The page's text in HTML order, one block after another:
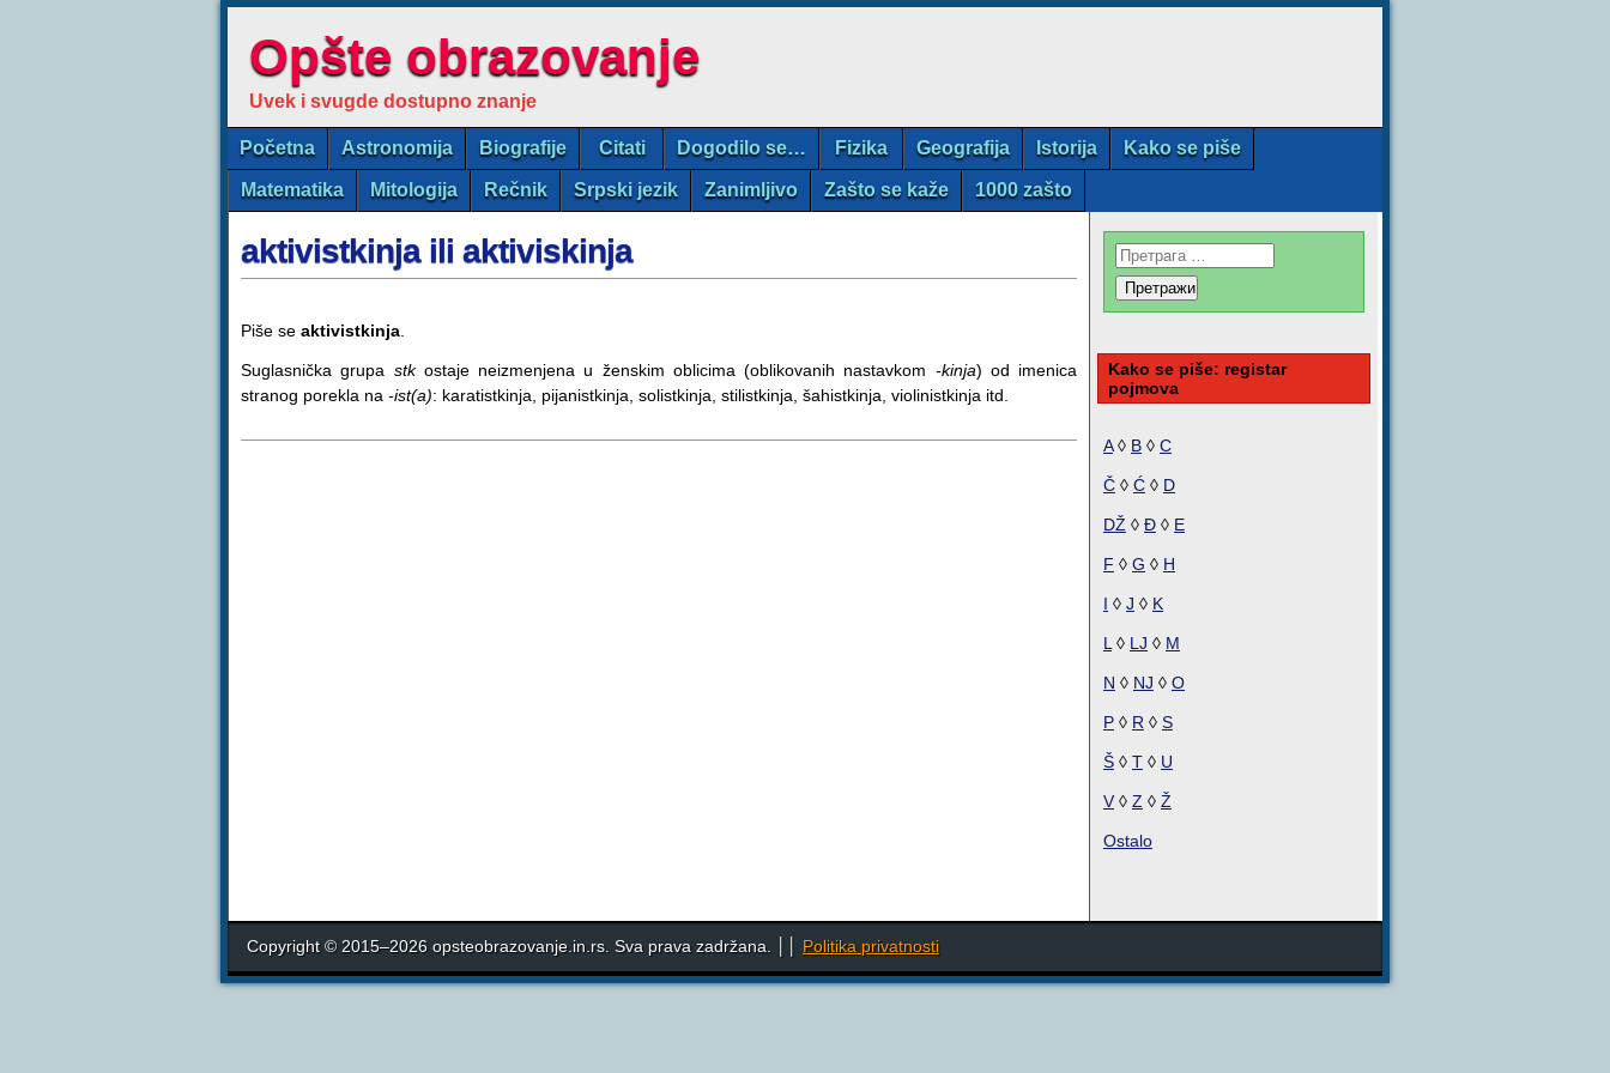
Opšte obrazovanje
Uvek i svugde dostupno znanje
Početna Astronomija Biografije Citati Dogodilo se… Fizika Geografija Istorija Kako se piše
Matematika Mitologija Rečnik Srpski jezik Zanimljivo Zašto se kaže 1000 zašto
aktivistkinja ili aktiviskinja
Piše se aktivistkinja
Suglasnička grupa stkostaje neizmenjena u ženskim oblicima (oblikovanih nastavkom -kinja) od imenica
stranog porekla na -ist(a): karatistkinja, pijanistkinja, solistkinja, stilistkinja, šahistkinja, violinistkinja itd.
Kako se piše: registar
pojmova
A◊ B ◊ C
Č ◊ Ć ◊ D
DŽ ◊ Đ ◊ E
F ◊ G ◊ H
I ◊ J ◊ K
L ◊ LJ ◊ M
N ◊ NJ ◊ O
P ◊ R ◊ S
Š ◊ T ◊ U
V ◊ Z ◊ Ž
Ostalo
Copyright © 2015–2026 opsteobrazovanje.in.rs. Sva prava zadržana. ││ Politika privatnosti